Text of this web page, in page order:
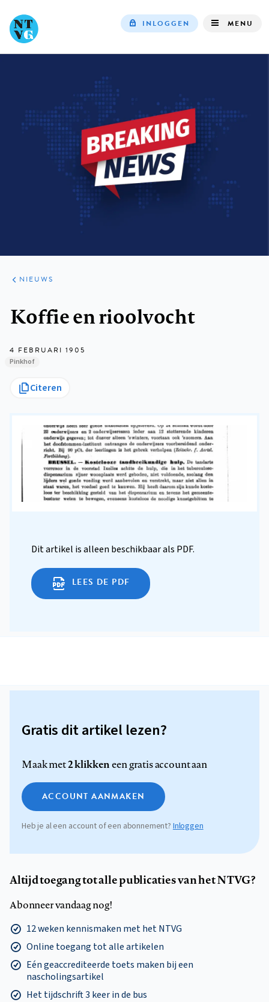
INLOGGEN MENU
ARTIKELEN
HET
KORT
NIEUWS
Koffie en rioolvocht
4 FEBRUARI 1905
Pinkhof
Citeren
Dit artikel is alleen beschikbaar als PDF.
LEES DE PDF
Gratis dit artikel lezen?
Maak met2 klikkeneen gratis account aan
ACCOUNT AANMAKEN
Heb je al een account of een abonnement? Inloggen
Altijd toegang tot alle publicaties van het NTVG?
Abonneer vandaag nog!
12 weken kennismaken met het NTVG
Online toegang tot alle artikelen
Eén geaccrediteerde toets maken bij een
nascholingsartikel
Het tijdschrift 3 keer in de bus